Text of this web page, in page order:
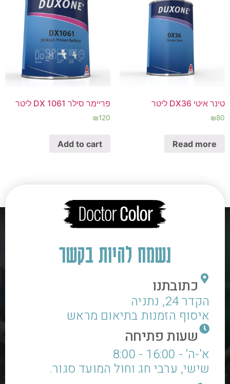
טינר איטי DX36 ליטר
₪80
Read more
פריימר סילר DX 1061 ליטר
₪120
Add to cart
נשמח להיות בקשר
כתובתנו
הקדר 24, נתניה
איסוף הזמנות בתיאום מראש
שעות פתיחה
א'-ה' - 16:00 - 8:00
שישי, ערבי חג וחול המועד סגור.